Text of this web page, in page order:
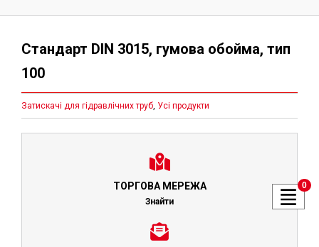
Стандарт DIN 3015, гумова обойма, тип
100
Затискачі для гідравлічних труб, Усі продукти
ТОРГОВА МЕРЕЖА
Знайти
0